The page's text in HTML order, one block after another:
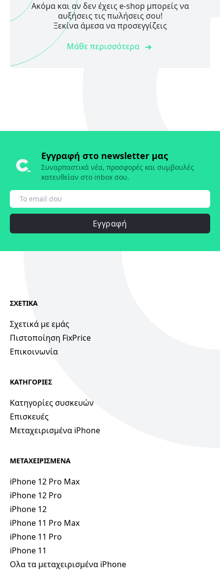
Ακόμα και αν δεν έχεις e-shop μπορείς να
αυξήσεις τις πωλήσεις σου!
Ξεκίνα άμεσα να προσεγγίζεις
Μάθε περισσότερα
Εγγραφή στο newsletter μας
Συναρπαστικά νέα, προσφορές και συμβουλές
κατευθείαν στο inbox σου.
Εγγραφή
ΣΧΕΤΙΚΑ
Σχετικά με εμάς
Πιστοποίηση FixPrice
Επικοινωνία
ΚΑΤΗΓΟΡΙΕΣ
Κατηγορίες συσκευών
Επισκευές
Μεταχειρισμένα iPhone
ΜΕΤΑΧΕΙΡΙΣΜΕΝΑ
iPhone 12 Pro Max
iPhone 12 Pro
iPhone 12
iPhone 11 Pro Max
iPhone 11 Pro
iPhone 11
Ολα τα μεταχειρισμένα iPhone